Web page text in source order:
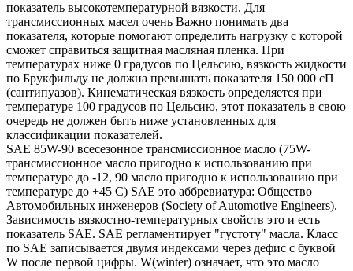
показатель высокотемпературной вязкости. Для
трансмиссионных масел очень Важно понимать два
показателя, которые помогают определить нагрузку с которой
сможет справиться защитная масляная пленка. При
температурах ниже 0 градусов по Цельсию, вязкость жидкости
по Брукфильду не должна превышать показателя 150 000 сП
(сантипуазов). Кинематическая вязкость определяется при
температуре 100 градусов по Цельсию, этот показатель в свою
очередь не должен быть ниже установленных для
классификации показателей.
SAE 85W-90 всесезонное трансмиссионное масло (75W-
трансмиссионное масло пригодно к использованию при
температуре до -12, 90 масло пригодно к использованию при
температуре до +45 С) SAE это аббревиатура: Общество
Автомобильных инженеров (Society of Automotive Engineers).
Зависимость вязкостно-температурных свойств это и есть
показатель SAE. SAE регламентирует "густоту" масла. Класс
по SAE записывается двумя индексами через дефис с буквой
W после первой цифры. W(winter) означает, что это масло